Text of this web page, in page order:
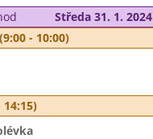
Středa 31. 1. 2024
- 10:00)
14:15)